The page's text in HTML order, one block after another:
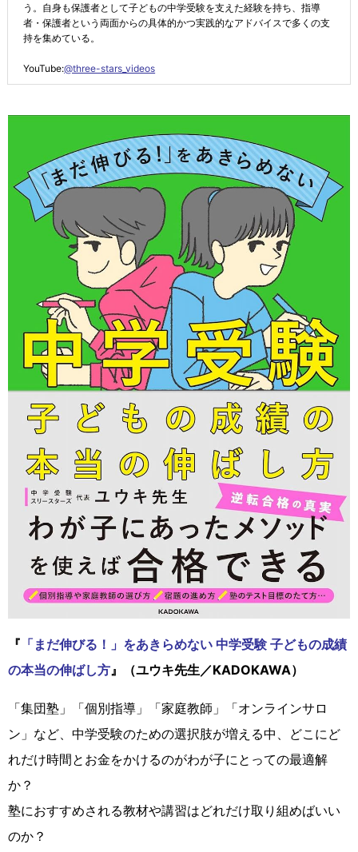
う。自身も保護者として子どもの中学受験を支えた経験を持ち、指導
者・保護者という両面からの具体的かつ実践的なアドバイスで多くの支
持を集めている。
YouTube:@three-stars_videos
『 「まだ伸びる！」をあきらめない 中学受験 子どもの成績
の本当の伸ばし方 』（ユウキ先生／KADOKAWA）
「集団塾」「個別指導」「家庭教師」「オンラインサロ
ン」など、中学受験のための選択肢が増える中、どこにど
れだけ時間とお金をかけるのがわが子にとっての最適解
か？
塾におすすめされる教材や講習はどれだけ取り組めばいい
のか？